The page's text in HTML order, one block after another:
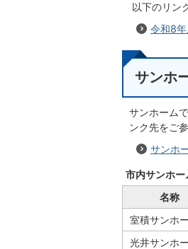
以下のリン
令和8
サンホ
サンホーム
ンク先をご
サンホ
市内サンホー
名称
室積サンホ
光井サンホ